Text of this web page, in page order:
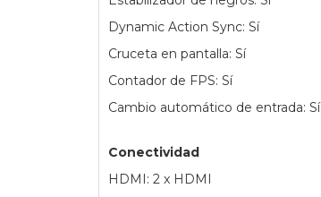
Dynamic Action Sync: Sí
Cruceta en pantalla: Sí
Contador de FPS: Sí
Cambio automático de entrada: Sí
Conectividad
HDMI: 2 x HDMI